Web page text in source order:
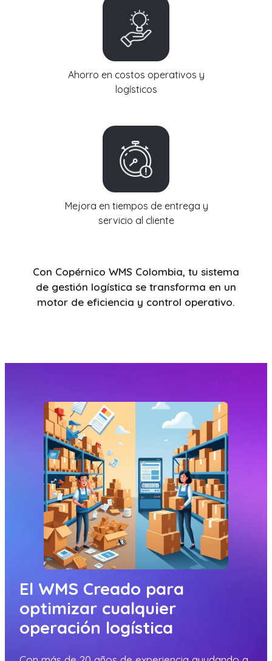
Ahorro en costos operativos y
logísticos
Mejora en tiempos de entrega y
servicio al cliente
Con Copérnico WMS Colombia, tu sistema
de gestión logística se transforma en un
motor de eficiencia y control operativo.
El WMS Creado para
optimizar cualquier
operación logística